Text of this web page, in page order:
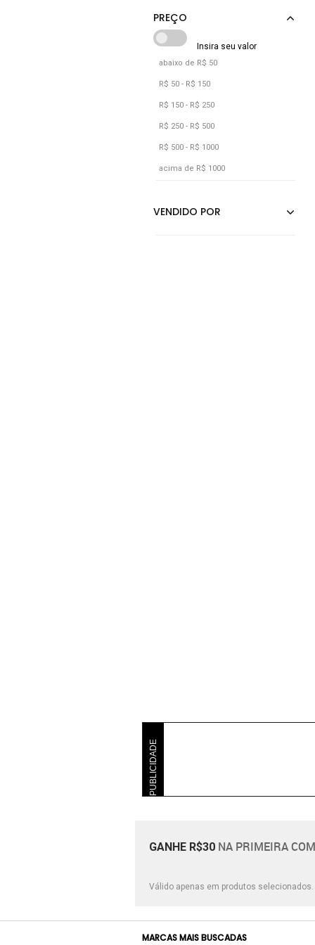
Verde
abaixo de R$ 50
R$ 50 - R$ 150
R$ 150 - R$ 250
R$ 250 - R$ 500
R$ 500 - R$ 1000
acima de R$ 1000
PUBLICIDADE
GANHE R$30 NA PRIMEIRA
Válido apenas em produtos selecionados.
MARCAS MAIS BUSCADAS